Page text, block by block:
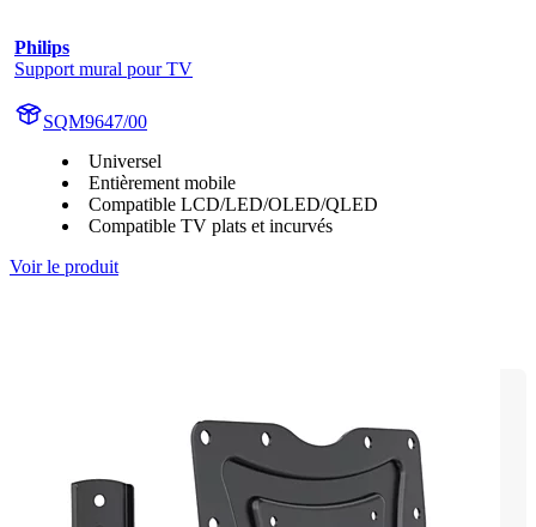
Philips
Support mural pour TV
SQM9647/00
Universel
Entièrement mobile
Compatible LCD/LED/OLED/QLED
Compatible TV plats et incurvés
Voir le produit